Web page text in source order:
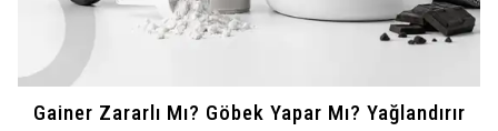
Gainer Zararlı Mı? Göbek Yapar Mı? Yağlandırır